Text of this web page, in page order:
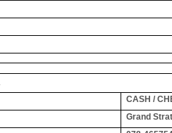
CASH /
Grand